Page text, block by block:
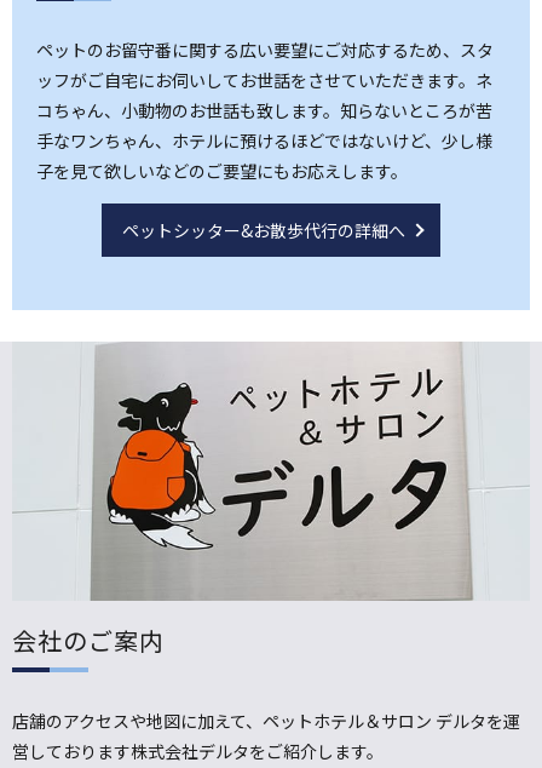
ペットのお留守番に関する広い要望にご対応するため、スタ
ッフがご自宅にお伺いしてお世話をさせていただきます。ネ
コちゃん、小動物のお世話も致します。知らないところが苦
手なワンちゃん、ホテルに預けるほどではないけど、少し様
子を見て欲しいなどのご要望にもお応えします。
ペットシッター&お散歩代行の詳細へ
会社のご案内
店舗のアクセスや地図に加えて、ペットホテル＆サロン デルタを運
営しております株式会社デルタをご紹介します。